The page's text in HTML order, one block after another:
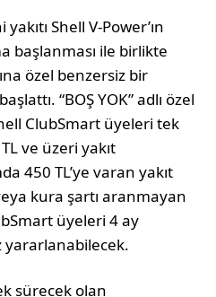
Shell V-Power’ın
başlanması ile birlikte
özel benzersiz bir
“BOŞ YOK” adlı özel
ClubSmart üyeleri tek
ve üzeri yakıt
450 TL’ye varan yakıt
kura şartı aranmayan
üyeleri 4 ay
yararlanabilecek.
sürecek olan